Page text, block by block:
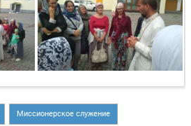
Миссионерское служение